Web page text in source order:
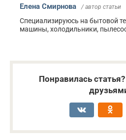
Елена Смирнова / автор статьи
Специализируюсь на бытовой
машины, холодильники,
Понравилась